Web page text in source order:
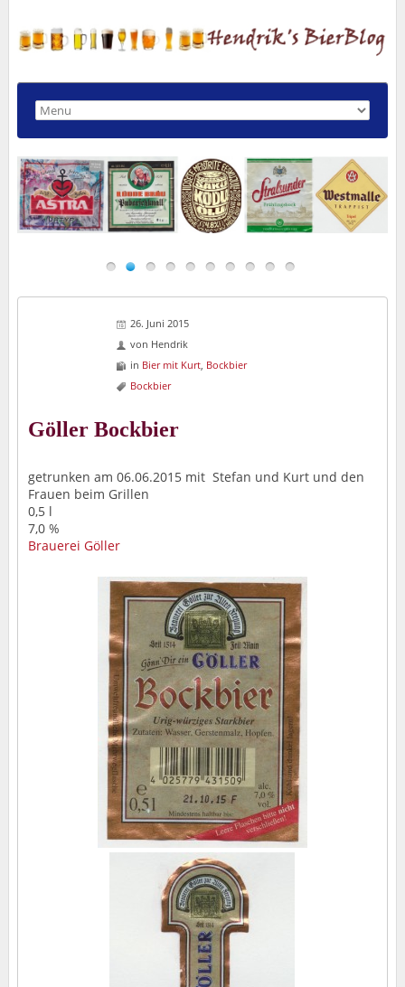
26. Juni 2015
von Hendrik
in Bier mit Kurt, Bockbier
Bockbier
Göller Bockbier
getrunken am 06.06.2015 mit Stefan und Kurt und den
Frauen beim Grillen
0,5 l
7,0 %
Brauerei Göller